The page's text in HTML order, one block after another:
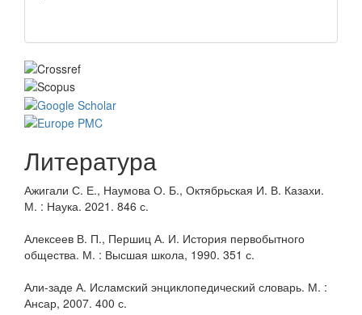
Литература
Ажигали С. Е., Наумова О. Б., Октябрьская И. В. Казахи.
М. : Наука. 2021. 846 с.
Алексеев В. П., Першиц А. И. История первобытного
общества. М. : Высшая школа, 1990. 351 с.
Али-заде А. Исламский энциклопедический словарь. М. :
Ансар, 2007. 400 с.